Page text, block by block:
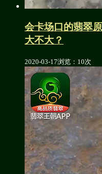
会卡场口的翡翠
大不大？
2020-03-17浏览：10次